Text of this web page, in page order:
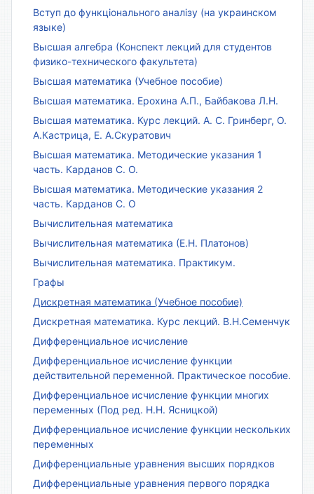
Вступ до функціонального аналізу (на украинском
языке)
Высшая алгебра (Конспект лекций для студентов
физико-технического факультета)
Высшая математика (Учебное пособие)
Высшая математика. Ерохина А.П., Байбакова Л.Н.
Высшая математика. Курс лекций. А. С. Гринберг, О.
А.Кастрица, Е. А.Скуратович
Высшая математика. Методические указания 1
часть. Карданов С. О.
Высшая математика. Методические указания 2
часть. Карданов С. О
Вычислительная математика
Вычислительная математика (Е.Н. Платонов)
Вычислительная математика. Практикум.
Графы
Дискретная математика (Учебное пособие)
Дискретная математика. Курс лекций. В.Н.Семенчук
Дифференциальное исчисление
Дифференциальное исчисление функции
действительной переменной. Практическое пособие.
Дифференциальное исчисление функции многих
переменных (Под ред. Н.Н. Ясницкой)
Дифференциальное исчисление функции нескольких
переменных
Дифференциальные уравнения высших порядков
Дифференциальные уравнения первого порядка